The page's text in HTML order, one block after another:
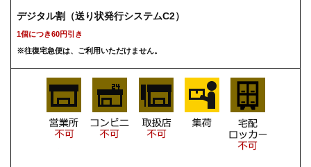
デジタル割（送り状発行システムC2）
1個につき60円引き
※往復宅急便は、ご利用いただけません。